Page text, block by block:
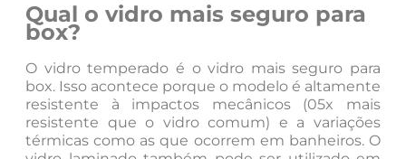
Qual o vidro mais seguro para
box?
O vidro temperado é o vidro mais seguro para
box. Isso acontece porque o modelo é altamente
resistente à impactos mecânicos (05x mais
resistente que o vidro comum) e a variações
térmicas como as que ocorrem em banheiros. O